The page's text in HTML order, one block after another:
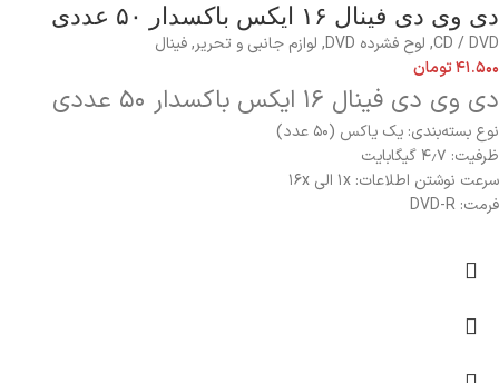
دی وی دی فینال ۱۶ ایکس باکسدار ۵۰ عددی
CD / DVD
, لوح فشرده DVD , لوازم جانبی و تحریر,فینال
۴۱.۵۰۰تومان
دی وی دی فینال ۱۶ ایکس باکسدار ۵۰ عددی
نوع بسته‌بندی: یک یاکس (۵۰ عدد)
ظرفیت: ۴٫۷ گیگابایت
سرعت نوشتن اطلاعات: ۱x الی ۱۶x
فرمت: DVD-R